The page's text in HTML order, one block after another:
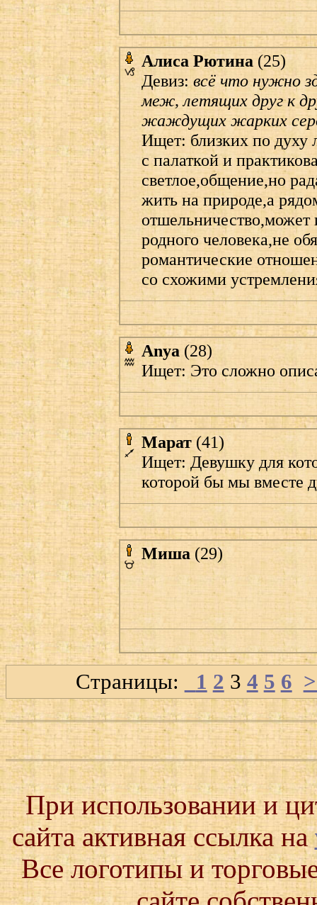
Алиса Рютина (25)
Девиз:всё что нужно
меж, летящих друг к
жаждущих жарких
Ищет: близких по духу
с палаткой и
светлое,общение,но
жить на природе,а
отшельничество,может
родного человека,не
романтические
со схожими
Anya (28)
Ищет: Это сложно
Марат (41)
Ищет: Девушку для
которой бы мы вместе
Миша (29)
Страницы: 1 2 3 4 5 6
При использовании и
сайта активная ссылка на
Все логотипы и